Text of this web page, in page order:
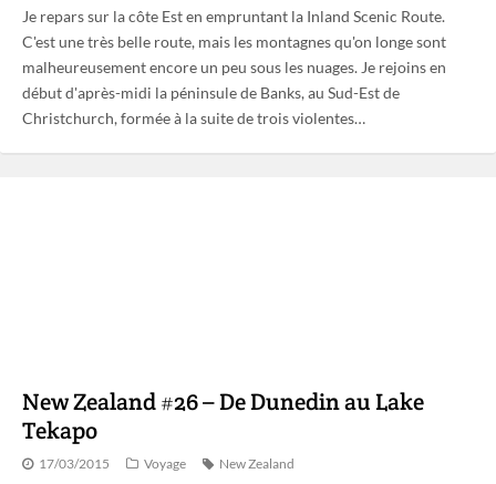
Je repars sur la côte Est en empruntant la Inland Scenic Route.
C'est une très belle route, mais les montagnes qu'on longe sont
malheureusement encore un peu sous les nuages. Je rejoins en
début d'après-midi la péninsule de Banks, au Sud-Est de
Christchurch, formée à la suite de trois violentes…
New Zealand #26 – De Dunedin au Lake
Tekapo
17/03/2015 Voyage New Zealand